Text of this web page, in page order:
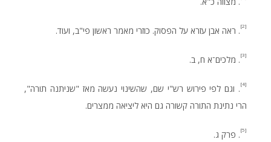
[2] . ראה אבן עזרא על הפסוק. כוזרי מאמר ראשון פי"ב, ועוד.
[3] . מלכים־א ח, ב.
[4]
. וגם לפי פירוש רש"י שם, שהשינוי נעשה מאז "שניתנה תורה",
הרי נתינת התורה קשורה גם היא ליציאה ממצרים.
[5] . פרק ג.